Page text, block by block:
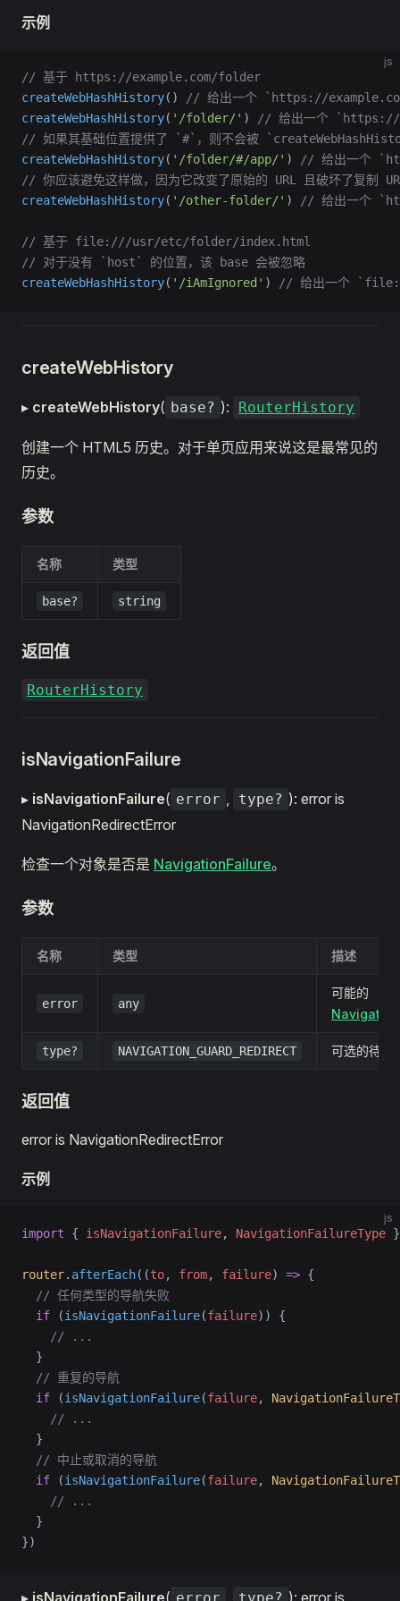
示例
js
// 基于 https://example.com/folder
createWebHashHistory()
// 给出一个 `https://
createWebHashHistory( '/folder/' )
// 给出一个 `https://
// 如果其基础位置提供了 `#`，则不会被
createWebHashHistory( '/folder/#/app/' )
// 给出一个
// 你应该避免这样做，因为它改变了原始的 URL 且破坏了复制
createWebHashHistory( '/other-folder/' ) // 给出一个
// 基于 file:///usr/etc/folder/index.html
// 对于没有 `host` 的位置，该 base 会被忽略
createWebHashHistory( '/iAmIgnored' ) // 给出一个
createWebHistory
▸ createWebHistory( base? ): RouterHistory
创建一个 HTML5 历史。对于单页应用来说这是最常见的
历史。
参数
名称 类型
base? string
返回值
RouterHistory
isNavigationFailure
▸ isNavigationFailure( error , type? ): error is
NavigationRedirectError
检查一个对象是否是 NavigationFailure。
参数
名称 类型 描述
error any
可能的
type? NAVIGATION_GUARD_REDIRECT 可选的待检
返回值
error is NavigationRedirectError
示例
js
import { isNavigationFailure, NavigationFailureType
router. afterEach((to, from, failure) => {
  // 任何类型的导航失败
  if
(isNavigationFailure(failure)) {
    // ...
  }
  // 重复的导航
  if
(isNavigationFailure(failure,
    // ...
  }
  // 中止或取消的导航
  if
(isNavigationFailure(failure,
    // ...
  }
})
▸ isNavigationFailure( ): error is